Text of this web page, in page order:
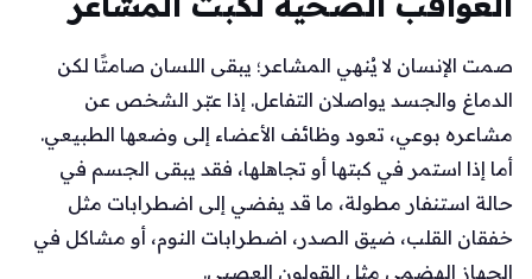
صمت الإنسان لا يُنهي المشاعر؛ يبقى اللسان صامتًا لكن
الدماغ والجسد يواصلان التفاعل. إذا عبّر الشخص عن
مشاعره بوعي، تعود وظائف الأعضاء إلى وضعها الطبيعي.
أما إذا استمر في كبتها أو تجاهلها، فقد يبقى الجسم في
حالة استنفار مطولة، ما قد يفضي إلى اضطرابات مثل
خفقان القلب، ضيق الصدر، اضطرابات النوم، أو مشاكل في
الجهاز الهضمي مثل القولون العصبي.